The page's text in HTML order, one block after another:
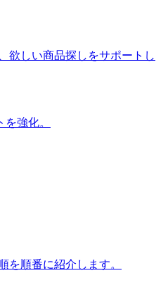
欲しい商品探しをサポートし
強化。
を順番に紹介します。